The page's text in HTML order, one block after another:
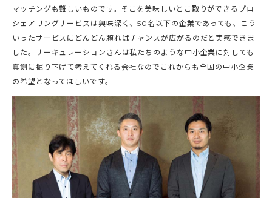
マッチングも難しいものです。そこを美味しいとこ取りができるプロ
シェアリングサービスは興味深く、50名以下の企業であっても、こう
いったサービスにどんどん頼ればチャンスが広がるのだと実感できま
した。サーキュレーションさんは私たちのような中小企業に対しても
真剣に掘り下げて考えてくれる会社なのでこれからも全国の中小企業
の希望となってほしいです。